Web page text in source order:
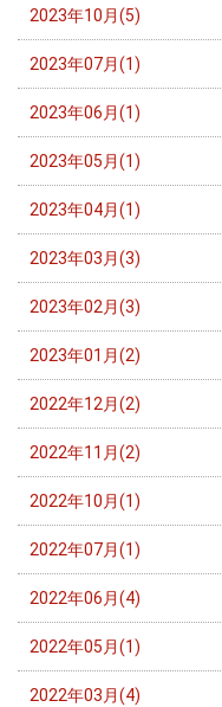
2023年10月(5)
2023年07月(1)
2023年06月(1)
2023年05月(1)
2023年04月(1)
2023年03月(3)
2023年02月(3)
2023年01月(2)
2022年12月(2)
2022年11月(2)
2022年10月(1)
2022年07月(1)
2022年06月(4)
2022年05月(1)
2022年03月(4)